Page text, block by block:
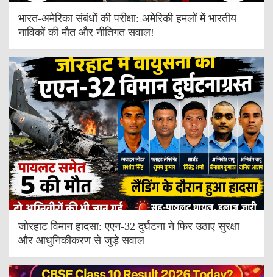
भारत-अमेरिका संबंधों की परीक्षा: अमेरिकी हमलों में भारतीय
नाविकों की मौत और नीतिगत सवाल!
जोरहाट विमान हादसा: एएन-32 दुर्घटना ने फिर उठाए सुरक्षा
और आधुनिकीकरण से जुड़े सवाल